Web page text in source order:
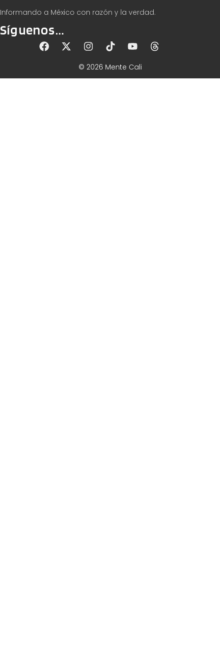
Informando a México con razón y la verdad.
Síguenos...
© 2026 Mente Cali